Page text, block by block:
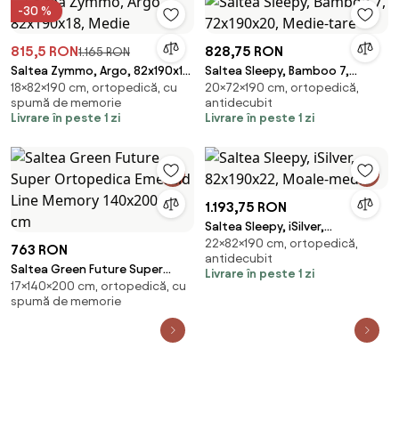
-30 %
815,5 RON1.165 RON
Saltea Zymmo, Argo, 82x190x18,
Medie
18×82×190 cm, ortopedică, cu
spumă de memorie
Livrare în peste 1 zi
828,75 RON
Saltea Sleepy, Bamboo 7,
72x190x20, Medie-tare
20×72×190 cm, ortopedică,
antidecubit
Livrare în peste 1 zi
763 RON
Saltea Green Future Super
Ortopedica Emerald Line
Memory 140x200x17 cm
17×140×200 cm, ortopedică, cu
spumă de memorie
1.193,75 RON
Saltea Sleepy, iSilver,
82x190x22, Moale-medie
22×82×190 cm, ortopedică,
antidecubit
Livrare în peste 1 zi